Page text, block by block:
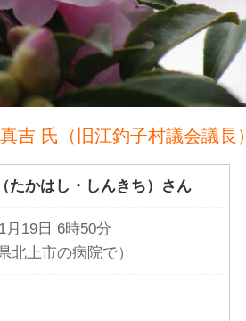
吉 氏（旧江釣子村議会議長）
たかはし・しんきち）さん
月19日 6時50分
北上市の病院で）